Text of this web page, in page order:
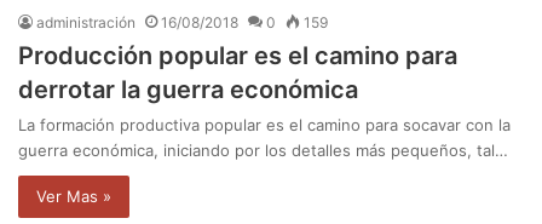
administración 16/08/2018 0 159
Producción popular es el camino para
derrotar la guerra económica
La formación productiva popular es el camino para socavar con la
guerra económica, iniciando por los detalles más pequeños, tal…
Ver Mas »